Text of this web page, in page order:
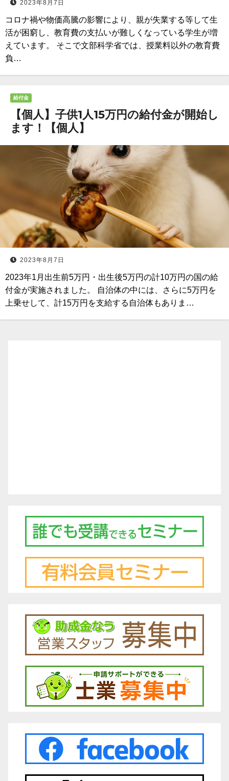
2023年8月7日
コロナ禍や物価高騰の影響により、親が失業する等して生
活が困窮し、教育費の支払いが難しくなっている学生が増
えています。 そこで文部科学省では、授業料以外の教育費
負…
給付金
【個人】子供1人15万円の給付金が開始し
ます！【個人】
2023年8月7日
2023年1月出生前5万円・出生後5万円の計10万円の国の給
付金が実施されました。 自治体の中には、さらに5万円を
上乗せして、計15万円を支給する自治体もありま…